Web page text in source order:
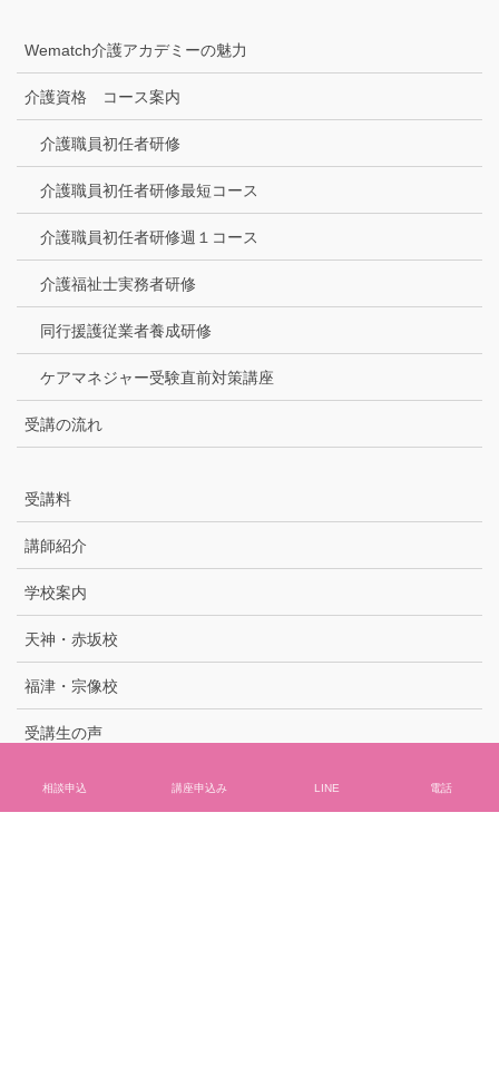
Wematch介護アカデミーの魅力
介護資格 コース案内
介護職員初任者研修
介護職員初任者研修最短コース
介護職員初任者研修週１コース
介護福祉士実務者研修
同行援護従業者養成研修
ケアマネジャー受験直前対策講座
受講の流れ
受講料
講師紹介
学校案内
天神・赤坂校
福津・宗像校
受講生の声
Wematchコミュニティ
相談申込 講座申込み LINE 電話